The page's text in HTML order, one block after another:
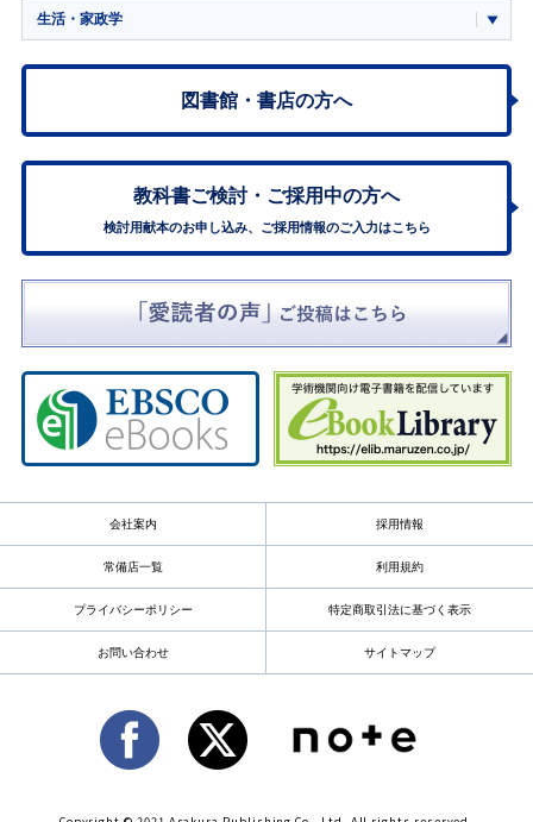
生活・家政学
図書館・書店の方へ
教科書ご検討・ ご採用中の方へ
検討用献本のお申し込み、ご採用情報のご入力はこちら
会社案内 採用情報
常備店一覧 利用規約
プライバシーポリシー 特定商取引法に基づく表示
お問い合わせ サイトマップ